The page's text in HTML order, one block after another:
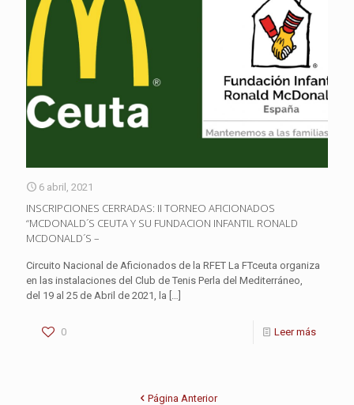
6 abril, 2021
INSCRIPCIONES CERRADAS: II TORNEO AFICIONADOS
“MCDONALD´S CEUTA Y SU FUNDACION INFANTIL RONALD
MCDONALD´S –
Circuito Nacional de Aficionados de la RFET La FTceuta organiza
en las instalaciones del Club de Tenis Perla del Mediterráneo,
del 19 al 25 de Abril de 2021, la
0 Leer más
Página Anterior